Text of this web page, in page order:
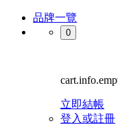
品牌一覽
0
立即結帳
登入或註冊